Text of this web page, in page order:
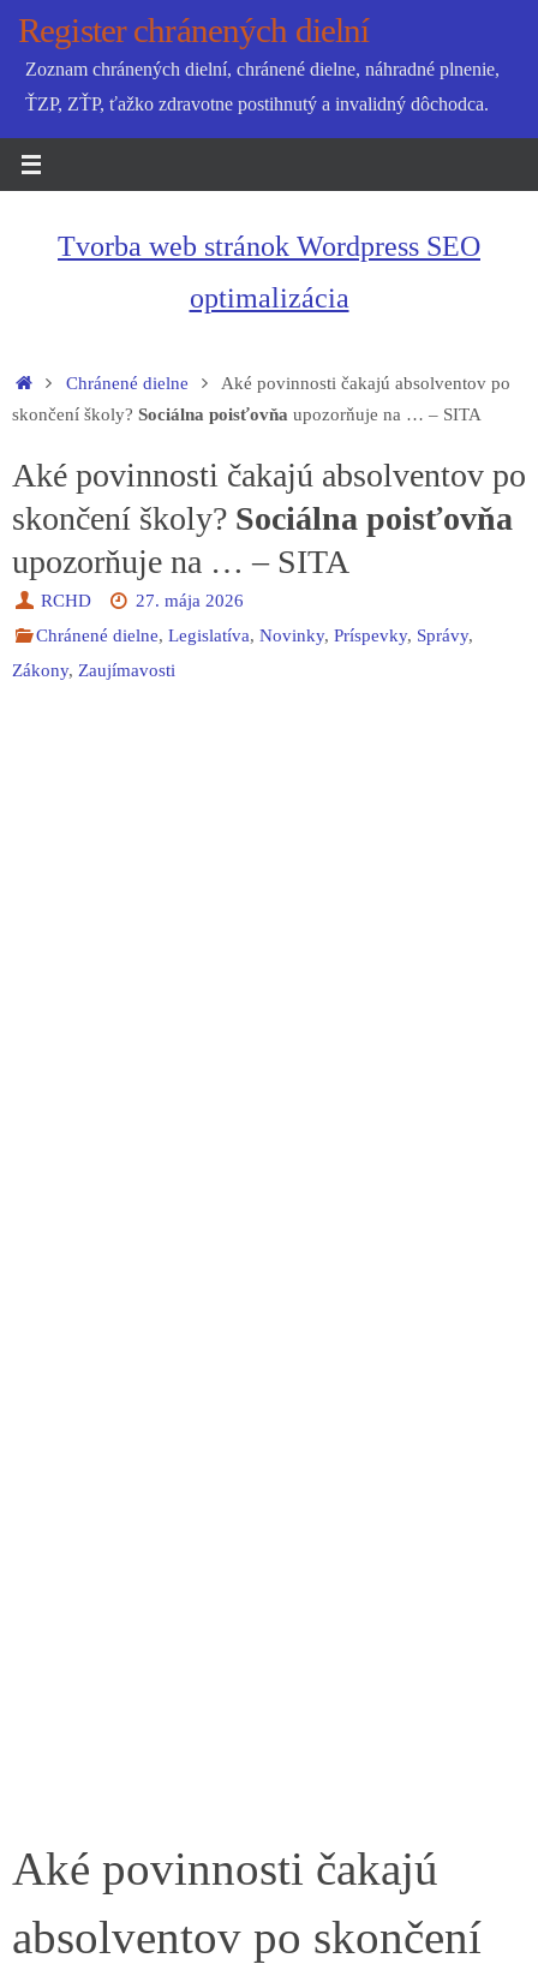
SkipRegister chránených dielní
Zoznam chránených dielní, chránené dielne, náhradné plnenie,
ŤZP, ZŤP, ťažko zdravotne postihnutý a invalidný dôchodca.
Tvorba web stránok Wordpress SEO
optimalizácia
HomeChránené dielne
Aké povinnosti čakajú absolventov po
skončení školy? Sociálna poisťovňa upozorňuje na … – SITA
Aké povinnosti čakajú absolventov po
skončení školy? Sociálna poisťovňa
upozorňuje na … – SITA
RCHD
27. mája 2026
Chránené dielne,Legislatíva,Novinky,Príspevky, Správy,
Zákony, Zaujímavosti
Aké povinnosti čakajú
absolventov po skončení